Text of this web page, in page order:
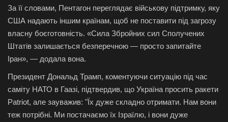
За її словами, Пентагон переглядає військову підтримку, яку
США надають іншим країнам, щоб не поставити під загрозу
власну боєготовність. «Сила Збройних сил Сполучених
Штатів залишається безперечною — просто запитайте
Іран», — додала вона.
Президент Дональд Трамп, коментуючи ситуацію під час
саміту НАТО в Гаазі, підтвердив, що Україна просить ракети
Patriot, але зауважив: "Їх дуже складно отримати. Нам вони
теж потрібні. Ми постачаємо їх Ізраїлю, і вони дуже